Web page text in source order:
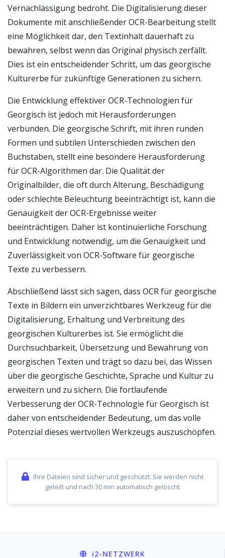
Vernachlässigung bedroht. Die Digitalisierung dieser
Dokumente mit anschließender OCR-Bearbeitung stellt
eine Möglichkeit dar, den Textinhalt dauerhaft zu
bewahren, selbst wenn das Original physisch zerfällt.
Dies ist ein entscheidender Schritt, um das georgische
Kulturerbe für zukünftige Generationen zu sichern.
Die Entwicklung effektiver OCR-Technologien für
Georgisch ist jedoch mit Herausforderungen
verbunden. Die georgische Schrift, mit ihren runden
Formen und subtilen Unterschieden zwischen den
Buchstaben, stellt eine besondere Herausforderung
für OCR-Algorithmen dar. Die Qualität der
Originalbilder, die oft durch Alterung, Beschädigung
oder schlechte Beleuchtung beeinträchtigt ist, kann die
Genauigkeit der OCR-Ergebnisse weiter
beeinträchtigen. Daher ist kontinuierliche Forschung
und Entwicklung notwendig, um die Genauigkeit und
Zuverlässigkeit von OCR-Software für georgische
Texte zu verbessern.
Abschließend lässt sich sagen, dass OCR für georgische
Texte in Bildern ein unverzichtbares Werkzeug für die
Digitalisierung, Erhaltung und Verbreitung des
georgischen Kulturerbes ist. Sie ermöglicht die
Durchsuchbarkeit, Übersetzung und Bewahrung von
georgischen Texten und trägt so dazu bei, das Wissen
über die georgische Geschichte, Sprache und Kultur zu
erweitern und zu sichern. Die fortlaufende
Verbesserung der OCR-Technologie für Georgisch ist
daher von entscheidender Bedeutung, um das volle
Potenzial dieses wertvollen Werkzeugs auszuschöpfen.
Ihre Dateien sind sicher und geschützt. Sie werden nicht
geteilt und nach 30 min automatisch gelöscht
i2-NETZWERK